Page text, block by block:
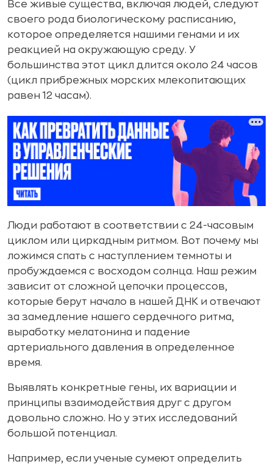
Все живые существа, включая людей, следуют
своего рода биологическому расписанию,
которое определяется нашими генами и их
реакцией на окружающую среду. У
большинства этот цикл длится около 24 часов
(цикл прибрежных морских млекопитающих
равен 12 часам).
Люди работают в соответствии с 24-часовым
циклом или циркадным ритмом. Вот почему мы
ложимся спать с наступлением темноты и
пробуждаемся с восходом солнца. Наш режим
зависит от сложной цепочки процессов,
которые берут начало в нашей ДНК и отвечают
за замедление нашего сердечного ритма,
выработку мелатонина и падение
артериального давления в определенное
время.
Выявлять конкретные гены, их вариации и
принципы взаимодействия друг с другом
довольно сложно. Но у этих исследований
большой потенциал.
Например, если ученые сумеют определить